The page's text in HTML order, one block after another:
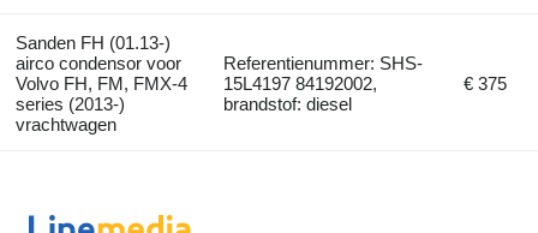
Sanden FH (01.13-)
airco condensor voor
Volvo FH, FM, FMX-4
series (2013-)
vrachtwagen
Referentienummer: SHS-
15L4197 84192002,
brandstof: diesel
€ 375